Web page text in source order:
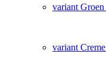
variant Groen
variant Creme